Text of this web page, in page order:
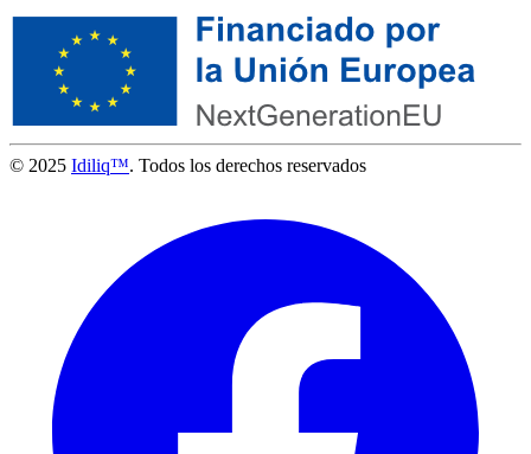
© 2025 Idiliq™. Todos los derechos reservados